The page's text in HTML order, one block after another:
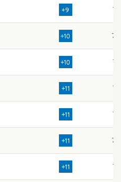
+9 75
+10 79
+10 75
+11 76
+11 75
+11 79
+11 73